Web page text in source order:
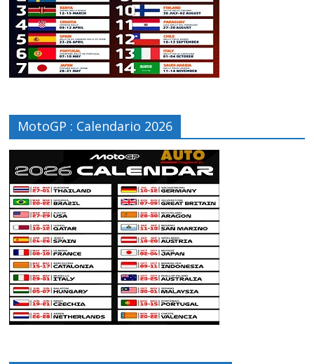
MotoGP : Calendario 2026